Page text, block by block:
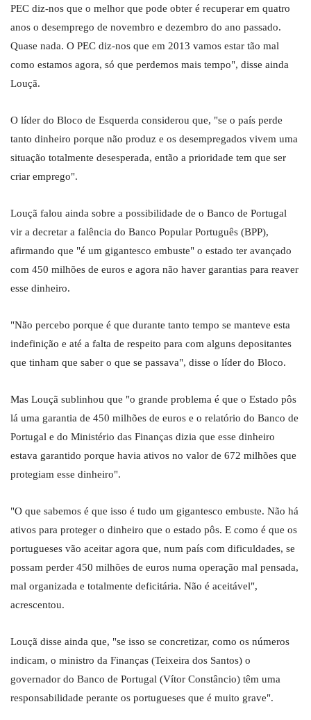
PEC diz-nos que o melhor que pode obter é recuperar em quatro
anos o desemprego de novembro e dezembro do ano passado.
Quase nada. O PEC diz-nos que em 2013 vamos estar tão mal
como estamos agora, só que perdemos mais tempo", disse ainda
Louçã.
O líder do Bloco de Esquerda considerou que, "se o país perde
tanto dinheiro porque não produz e os desempregados vivem uma
situação totalmente desesperada, então a prioridade tem que ser
criar emprego".
Louçã falou ainda sobre a possibilidade de o Banco de Portugal
vir a decretar a falência do Banco Popular Português (BPP),
afirmando que "é um gigantesco embuste" o estado ter avançado
com 450 milhões de euros e agora não haver garantias para reaver
esse dinheiro.
"Não percebo porque é que durante tanto tempo se manteve esta
indefinição e até a falta de respeito para com alguns depositantes
que tinham que saber o que se passava", disse o líder do Bloco.
Mas Louçã sublinhou que "o grande problema é que o Estado pôs
lá uma garantia de 450 milhões de euros e o relatório do Banco de
Portugal e do Ministério das Finanças dizia que esse dinheiro
estava garantido porque havia ativos no valor de 672 milhões que
protegiam esse dinheiro".
"O que sabemos é que isso é tudo um gigantesco embuste. Não há
ativos para proteger o dinheiro que o estado pôs. E como é que os
portugueses vão aceitar agora que, num país com dificuldades, se
possam perder 450 milhões de euros numa operação mal pensada,
mal organizada e totalmente deficitária. Não é aceitável",
acrescentou.
Louçã disse ainda que, "se isso se concretizar, como os números
indicam, o ministro da Finanças (Teixeira dos Santos) o
governador do Banco de Portugal (Vítor Constâncio) têm uma
responsabilidade perante os portugueses que é muito grave".